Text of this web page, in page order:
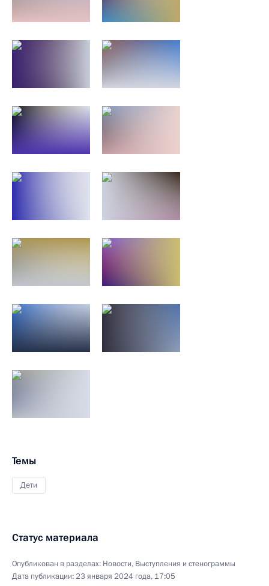
Темы
Дети
Статус материала
Опубликован в разделах: Новости, Выступления и стенограммы
Дата публикации:23 января 2024 года, 17:05